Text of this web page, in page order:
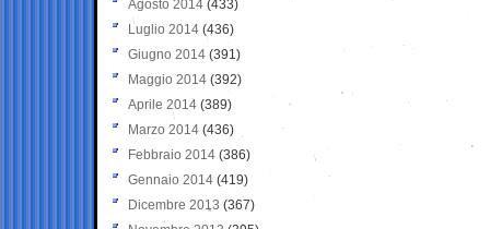
Agosto 2014 (433)
Luglio 2014 (436)
Giugno 2014 (391)
Maggio 2014 (392)
Aprile 2014 (389)
Marzo 2014 (436)
Febbraio 2014 (386)
Gennaio 2014 (419)
Dicembre 2013 (367)